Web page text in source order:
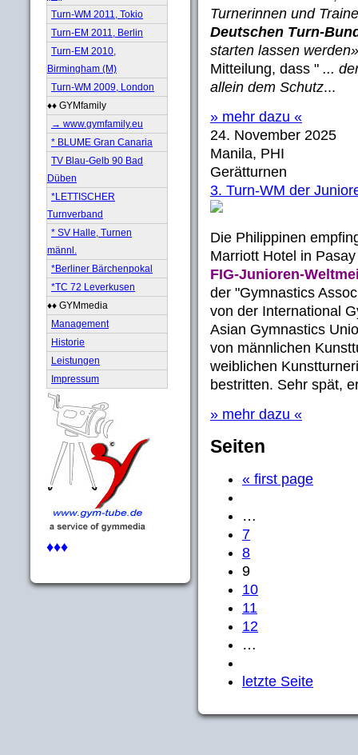
Turn-WM 2011, Tokio
Turn-EM 2011, Berlin
Turn-EM 2010,
Birmingham (M)
Turn-WM 2009, London
♦♦ GYMfamily
→ www.gymfamily.eu
* BLUME Gran Canaria
TV Blau-Gelb 90 Bad
Düben
*LETTISCHER
Turnverband
* SV Halle, Turnen
männl.
*Berliner Bärchenpokal
*TC 72 Leverkusen
♦♦ GYMmedia
Management
Historie
Leistungen
Impressum
♦♦♦
Turnerinnen und
Deutschen Turn-
starten lassen
Mitteilung, dass " ...
allein dem Schutz...
» mehr dazu «
24. November 2025
Manila, PHI
Gerätturnen
3. Turn-WM der
Die Philippinen
Marriott Hotel in
FIG-Junioren-
der "Gymnastics
von der International
Asian Gymnastics
von männlichen
weiblichen
bestritten. Sehr spät,
» mehr dazu «
Seiten
« first page
…
7
8
9
10
11
12
…
letzte Seite